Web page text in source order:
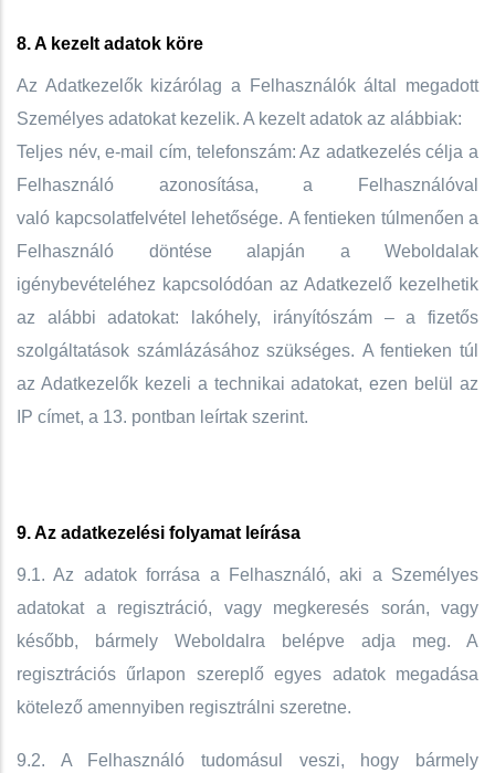
8. A kezelt adatok köre
Az Adatkezelők kizárólag a Felhasználók által megadott
Személyes adatokat kezelik. A kezelt adatok az alábbiak:
Teljes név, e-mail cím, telefonszám: Az adatkezelés célja a
Felhasználó azonosítása, a Felhasználóval
való kapcsolatfelvétel lehetősége. A fentieken túlmenően a
Felhasználó döntése alapján a Weboldalak
igénybevételéhez kapcsolódóan az Adatkezelő kezelhetik
az alábbi adatokat: lakóhely, irányítószám – a fizetős
szolgáltatások számlázásához szükséges. A fentieken túl
az Adatkezelők kezeli a technikai adatokat, ezen belül az
IP címet, a 13. pontban leírtak szerint.
9. Az adatkezelési folyamat leírása
9.1. Az adatok forrása a Felhasználó, aki a Személyes
adatokat a regisztráció, vagy megkeresés során, vagy
később, bármely Weboldalra belépve adja meg. A
regisztrációs űrlapon szereplő egyes adatok megadása
kötelező amennyiben regisztrálni szeretne.
9.2. A Felhasználó tudomásul veszi, hogy bármely